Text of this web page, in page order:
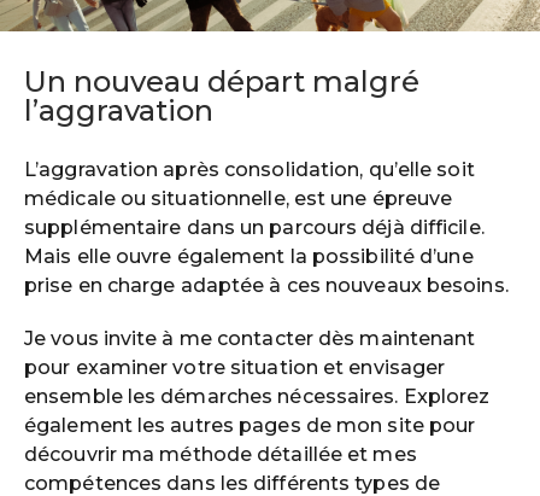
Un nouveau départ malgré
l’aggravation
L’aggravation après consolidation, qu’elle soit
médicale ou situationnelle, est une épreuve
supplémentaire dans un parcours déjà difficile.
Mais elle ouvre également la possibilité d’une
prise en charge adaptée à ces nouveaux besoins.
Je vous invite à me contacter dès maintenant
pour examiner votre situation et envisager
ensemble les démarches nécessaires. Explorez
également les autres pages de mon site pour
découvrir ma méthode détaillée et mes
compétences dans les différents types de